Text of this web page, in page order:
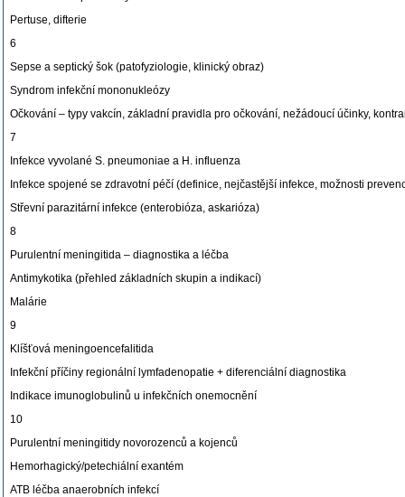
Pertuse, difterie
6
Sepse a septický šok (patofyziologie, klinický obraz)
Syndrom infekční mononukleózy
Očkování – typy vakcín, základní pravidla pro očkování, nežádoucí účinky,
7
Infekce vyvolané S. pneumoniae a H. influenza
Infekce spojené se zdravotní péčí (definice, nejčastější infekce, možnosti
Střevní parazitární infekce (enterobióza, askarióza)
8
Purulentní meningitida – diagnostika a léčba
Antimykotika (přehled základních skupin a indikací)
Malárie
9
Klíšťová meningoencefalitida
Infekční příčiny regionální lymfadenopatie + diferenciální diagnostika
Indikace imunoglobulinů u infekčních onemocnění
10
Purulentní meningitidy novorozenců a kojenců
Hemorhagický/petechiální exantém
ATB léčba anaerobních infekcí